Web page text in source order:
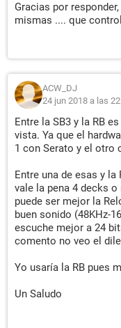
Gracias por
mismas .... que
ACW_DJ
24 jun 2018 a las
Entre la SB3 y la RB
vista. Ya que el
1 con Serato y el otro
Entre una de esas y
vale la pena 4 decks
puede ser mejor la
buen sonido (48KHz-
escuche mejor a 24
comento no veo el
Yo usaría la RB pues
Un Saludo